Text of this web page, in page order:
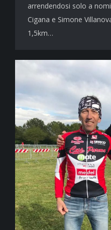
arrendendosi solo a
Cigana e Simone
1,5km…